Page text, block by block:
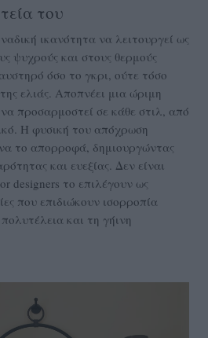
του
ικανότητα να λειτουργεί ως
ψυχρούς και στους θερμούς
όσο το γκρι, ούτε τόσο
ελιάς. Αποπνέει μια ώριμη
προσαρμοστεί σε κάθε στιλ, από
Η φυσική του απόχρωση
το απορροφά, δημιουργώντας
και ευεξίας. Δεν είναι
designers το επιλέγουν ως
που επιδιώκουν ισορροπία
και τη γήινη